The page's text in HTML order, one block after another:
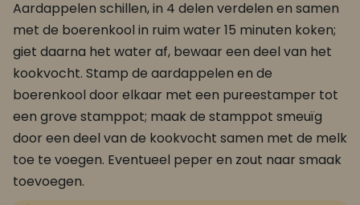
Aardappelen schillen, in 4 delen verdelen en samen
met de boerenkool in ruim water 15 minuten koken;
giet daarna het water af, bewaar een deel van het
kookvocht. Stamp de aardappelen en de
boerenkool door elkaar met een pureestamper tot
een grove stamppot; maak de stamppot smeuïg
door een deel van de kookvocht samen met de melk
toe te voegen. Eventueel peper en zout naar smaak
toevoegen.